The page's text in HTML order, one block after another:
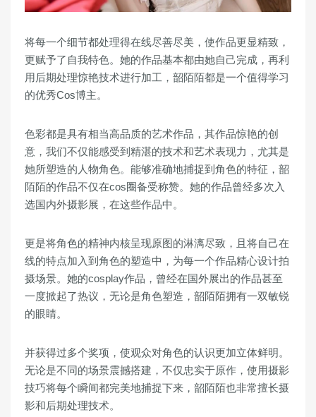
将每一个细节都处理得在线尽善尽美，使作品更显精致，
更赋予了自我特色。她的作品基本都由她自己完成，再利
用后期处理惊艳技术进行加工，韶陌陌都是一个值得学习
的优秀Cos博主。
色彩都是具有相当高品质的艺术作品，其作品惊艳的创
意，我们不仅能感受到精湛的技术和艺术表现力，尤其是
她所塑造的人物角色。能够准确地捕捉到角色的特征，韶
陌陌的作品不仅在cos圈备受称赞。她的作品曾经多次入
选国内外摄影展，在这些作品中。
更是将角色的精神内核呈现原图的淋漓尽致，且将自己在
线的特点加入到角色的塑造中，为每一个作品精心设计拍
摄场景。她的cosplay作品，曾经在国外展出的作品甚至
一度掀起了热议，无论是角色塑造，韶陌陌拥有一双敏锐
的眼睛。
并获得过多个奖项，使观众对角色的认识更加立体鲜明。
无论是不同的场景震撼搭建，不仅忠实于原作，使用摄影
技巧将每个瞬间都完美地捕捉下来，韶陌陌也非常擅长摄
影和后期处理技术。